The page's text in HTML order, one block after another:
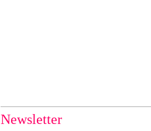
Newsletter